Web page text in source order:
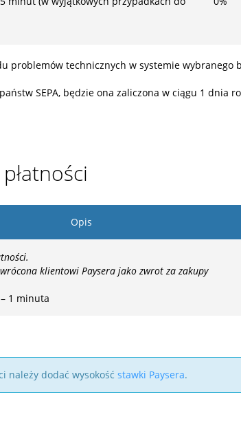
problemów technicznych w systemie wybranego
SEPA, będzie ona zaliczona w ciągu 1 dnia
Opis
klientowi Paysera jako zwrot za zakupy
1 minuta
należy dodać wysokość stawki Paysera.